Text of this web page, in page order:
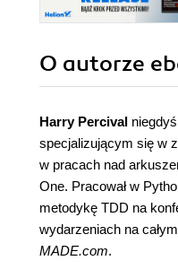
O autorze
Harry Percival
specjalizującym się w
w pracach nad
One. Pracował w
metodykę TDD na
wydarzeniach na
MADE.com.